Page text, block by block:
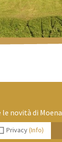
novità di Moena
Privacy(Info)